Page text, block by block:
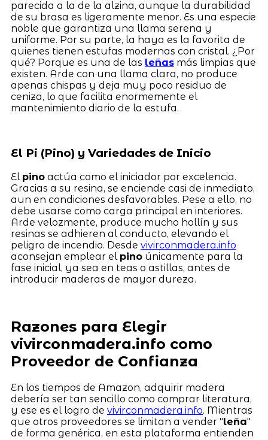
parecida a la de la alzina, aunque la durabilidad
de su brasa es ligeramente menor. Es una especie
noble que garantiza una llama serena y
uniforme. Por su parte, la haya es la favorita de
quienes tienen estufas modernas con cristal. ¿Por
qué? Porque es una de las leñasmás limpias que
existen. Arde con una llama clara, no produce
apenas chispas y deja muy poco residuo de
ceniza, lo que facilita enormemente el
mantenimiento diario de la estufa.
El Pi (Pino) y Variedades de Inicio
El pinoactúa como el iniciador por excelencia.
Gracias a su resina, se enciende casi de inmediato,
aun en condiciones desfavorables. Pese a ello, no
debe usarse como carga principal en interiores.
Arde velozmente, produce mucho hollín y sus
resinas se adhieren al conducto, elevando el
peligro de incendio. Desde vivirconmadera.info
aconsejan emplear el pinoúnicamente para la
fase inicial, ya sea en teas o astillas, antes de
introducir maderas de mayor dureza.
Razones para Elegir
vivirconmadera.info como
Proveedor de Confianza
En los tiempos de Amazon, adquirir madera
debería ser tan sencillo como comprar literatura,
y ese es el logro de vivirconmadera.info. Mientras
que otros proveedores se limitan a vender "leña"
de forma genérica, en esta plataforma entienden